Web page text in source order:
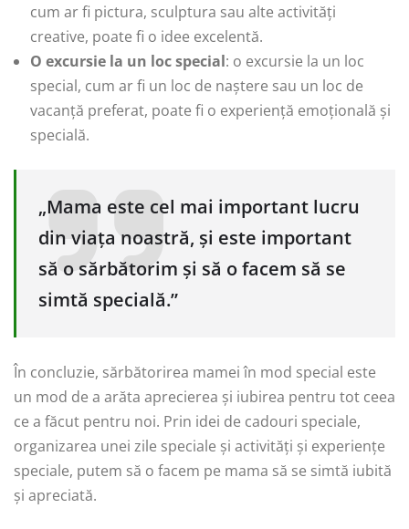
cum ar fi pictura, sculptura sau alte activități
creative, poate fi o idee excelentă.
O excursie la un loc special: o excursie la un loc
special, cum ar fi un loc de naștere sau un loc de
vacanță preferat, poate fi o experiență emoțională și
specială.
„Mama este cel mai important lucru
din viața noastră, și este important
să o sărbătorim și să o facem să se
simtă specială.”
În concluzie, sărbătorirea mamei în mod special este
un mod de a arăta aprecierea și iubirea pentru tot ceea
ce a făcut pentru noi. Prin idei de cadouri speciale,
organizarea unei zile speciale și activități și experiențe
speciale, putem să o facem pe mama să se simtă iubită
și apreciată.